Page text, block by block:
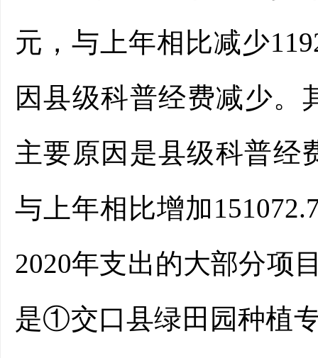
元，与上年相比减少
因县级科普经费减少。
主要原因是县级科普经
与上年相比增加
2020年支出的大部分项
是①交口县绿田园种植